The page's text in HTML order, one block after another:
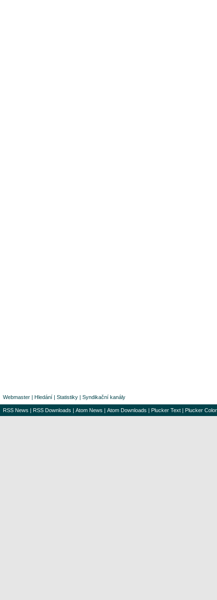
Webmaster | Hledání | Statistiky | Syndikační kanály
RSS News | RSS Downloads | Atom News | Atom Downloads | Plucker Text | Plucker Color